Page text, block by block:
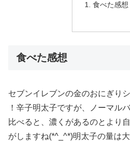
食べた感想
食べた感想
セブンイレブンの金のおにぎり
！辛子明太子ですが、ノーマル
比べると、濃くがあるのとより
がしますね(*^_^*)明太子の量は